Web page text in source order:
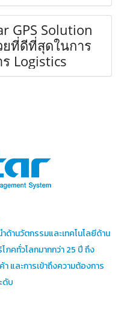
GPS Solution
ที่ดีที่สุดในการ
Logistics
ด้านวัตกรรมและเทคโนโลยีด้าน
คทั่วโลกมากกว่า 25 ปี ถึง
และการเข้าถึงความต้องการ
ดับ